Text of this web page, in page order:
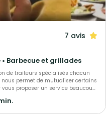
7 avis
Barbecue et grillades
de traiteurs spécialisés chacun
vous proposer un service beaucoup